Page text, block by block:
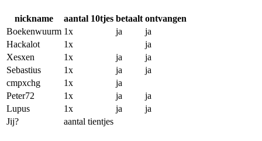
nickname aantal 10tjes betaalt ontvangen
Boekenwuurm 1x ja
ja
Hackalot
1x
ja
Xesxen
1x ja
ja
Sebastius
1x ja
ja
cmpxchg
1x
ja
Peter72
1x ja
ja
Lupus
1x ja
ja
Jij?
aantal tientjes